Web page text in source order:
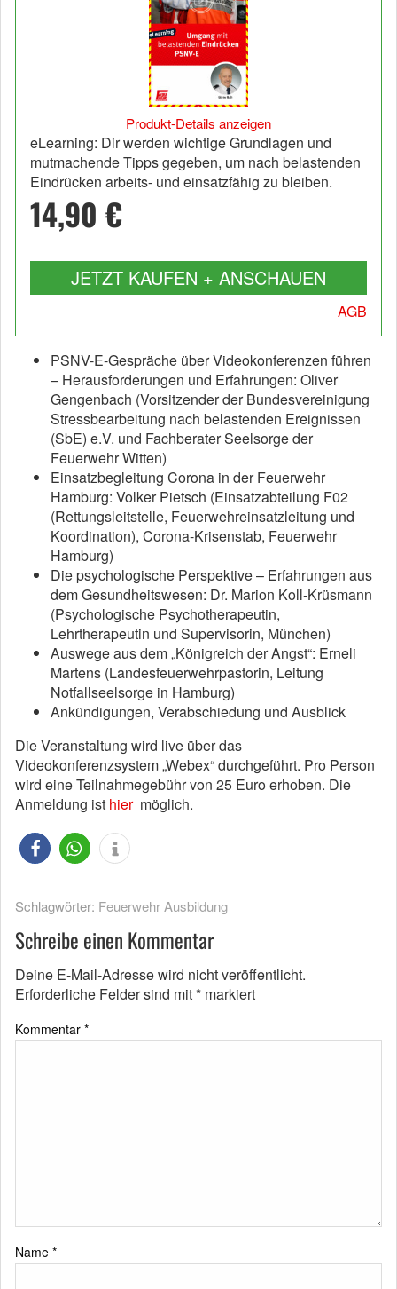
Produkt-Details anzeigen
eLearning: Dir werden wichtige Grundlagen und
mutmachende Tipps gegeben, um nach belastenden
Eindrücken arbeits- und einsatzfähig zu bleiben.
14,90 €
JETZT KAUFEN + ANSCHAUEN
AGB
PSNV-E-Gespräche über Videokonferenzen führen
– Herausforderungen und Erfahrungen: Oliver
Gengenbach (Vorsitzender der Bundesvereinigung
Stressbearbeitung nach belastenden Ereignissen
(SbE) e.V. und Fachberater Seelsorge der
Feuerwehr Witten)
Einsatzbegleitung Corona in der Feuerwehr
Hamburg: Volker Pietsch (Einsatzabteilung F02
(Rettungsleitstelle, Feuerwehreinsatzleitung und
Koordination), Corona-Krisenstab, Feuerwehr
Hamburg)
Die psychologische Perspektive – Erfahrungen aus
dem Gesundheitswesen: Dr. Marion Koll-Krüsmann
(Psychologische Psychotherapeutin,
Lehrtherapeutin und Supervisorin, München)
Auswege aus dem „Königreich der Angst“: Erneli
Martens (Landesfeuerwehrpastorin, Leitung
Notfallseelsorge in Hamburg)
Ankündigungen, Verabschiedung und Ausblick
Die Veranstaltung wird live über das
Videokonferenzsystem „Webex“ durchgeführt. Pro Person
wird eine Teilnahmegebühr von 25 Euro erhoben. Die
Anmeldung ist hier möglich.
Schlagwörter: Feuerwehr Ausbildung
Schreibe einen Kommentar
Deine E-Mail-Adresse wird nicht veröffentlicht.
Erforderliche Felder sind mit* markiert
Kommentar *
Name *